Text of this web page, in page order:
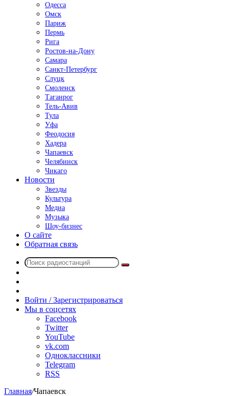
Одесса
Омск
Париж
Пермь
Рига
Ростов-на-Дону
Самара
Санкт-Петербург
Слуцк
Смоленск
Таганрог
Тель-Авив
Тула
Уфа
Феодосия
Хадера
Чапаевск
Челябинск
Чикаго
Новости
Звезды
Культура
Медиа
Музыка
Шоу-бизнес
О сайте
Обратная связь
Поиск
радио
Войти / Зарегистрироваться
Мы в соцсетях
Facebook
Twitter
YouTube
vk.com
Одноклассники
Telegram
RSS
Главная/Чапаевск